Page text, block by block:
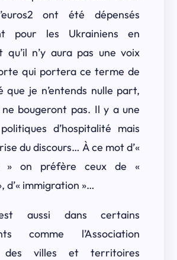
ont été dépensés
pour les Ukrainiens en
qu’il n’y aura pas une voix
qui portera ce terme de
que je n’entends nulle part,
ne bougeront pas. Il y a une
d’hospitalité mais
du discours… À ce mot d’«
» on préfère ceux de «
d’« immigration »…
est aussi dans certains
comme l’Association
des villes et territoires